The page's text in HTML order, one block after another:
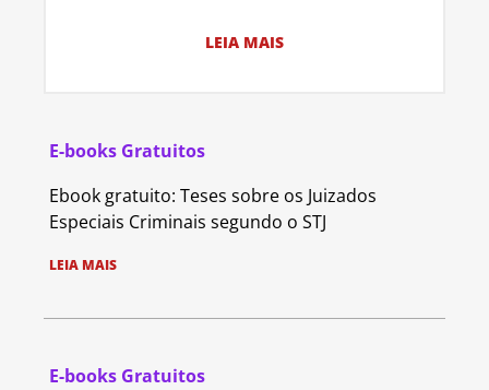
LEIA MAIS
E-books Gratuitos
Ebook gratuito: Teses sobre os Juizados
Especiais Criminais segundo o STJ
LEIA MAIS
E-books Gratuitos